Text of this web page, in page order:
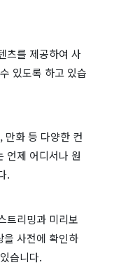
츠를 제공하여 사
있도록 하고 있습
만화 등 다양한 컨
언제 어디서나 원
.
트리밍과 미리보
을 사전에 확인하
습니다.